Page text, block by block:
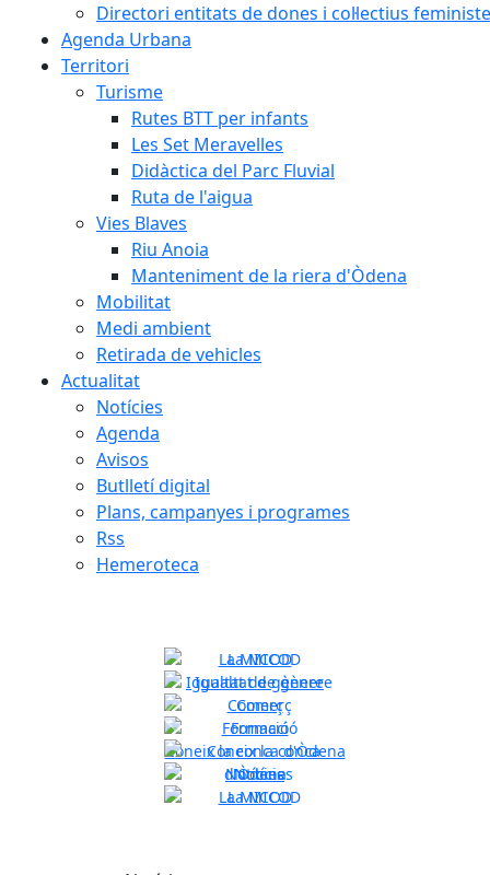
Directori entitats de dones i col·lectius
Agenda Urbana
Territori
Turisme
Rutes BTT per infants
Les Set Meravelles
Didàctica del Parc Fluvial
Ruta de l'aigua
Vies Blaves
Riu Anoia
Manteniment de la riera d'Òdena
Mobilitat
Medi ambient
Retirada de vehicles
Actualitat
Notícies
Agenda
Avisos
Butlletí digital
Plans, campanyes i programes
Rss
Hemeroteca
La MICOD
Igualtat de gènere
Comerç
Formació
Coneix la conca d'Òdena
Notícies
Previous
La MICOD